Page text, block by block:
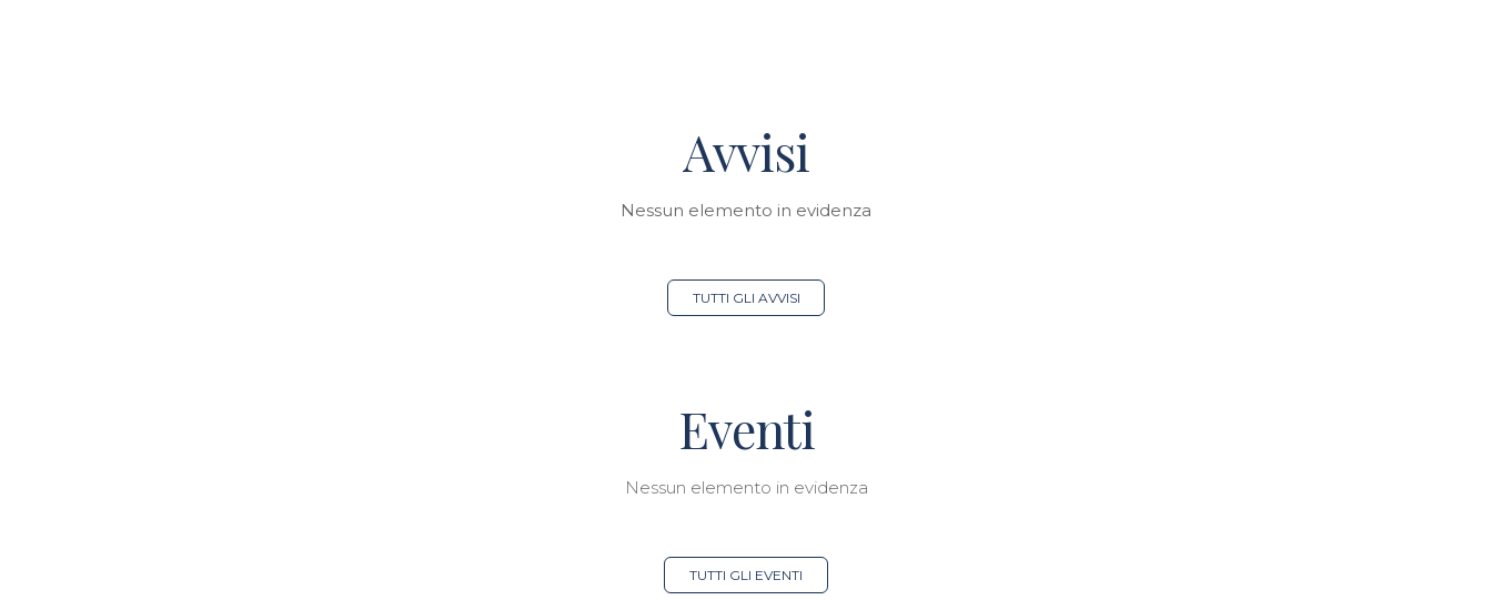
Avvisi
Nessun elemento in evidenza
TUTTI GLI AVVISI
Eventi
Nessun elemento in evidenza
TUTTI GLI EVENTI